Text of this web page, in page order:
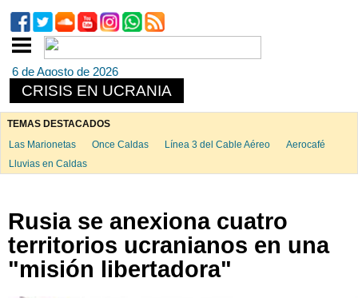
6 de Agosto de 2026
CRISIS EN UCRANIA
TEMAS DESTACADOS
Las Marionetas
Once Caldas Línea 3 del Cable Aéreo
Aerocafé
Lluvias en Caldas
Rusia se anexiona cuatro
territorios ucranianos en una
"misión libertadora"